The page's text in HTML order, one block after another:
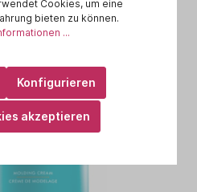
Cookies, um eine
bieten zu können.
...
Konfigurieren
akzeptieren